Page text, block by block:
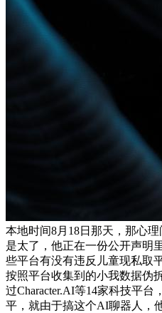
本地时间8月18日那天，那心
是太了，他正在一份公开声明
些平台有没有违反儿童现私取
按照平台收集到的小我数据伪
过Character.AI等14家科技平
平，就由于搞这个AI聊器人，